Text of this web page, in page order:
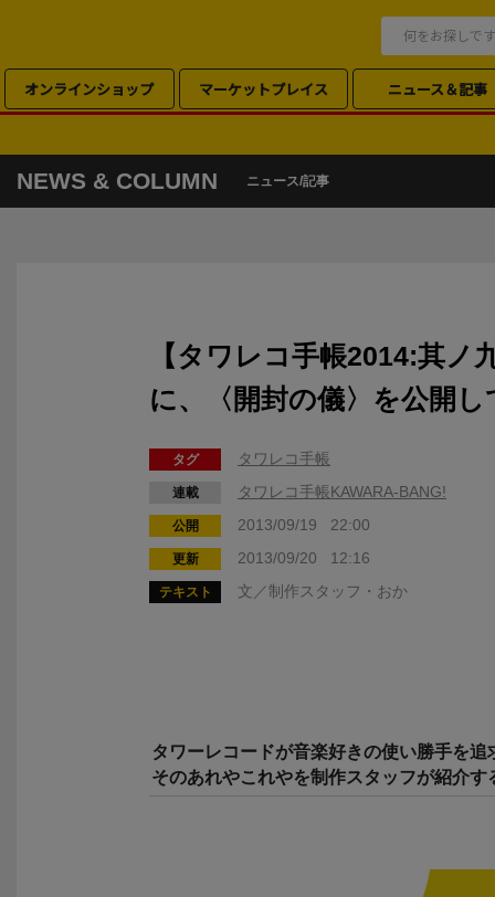
オンラインショップ マーケットプレイス ニュース＆記事
NEWS & COLUMN ニュース/記事
【タワレコ手帳2014:其ノ
に、〈開封の儀〉を公開
タグ タワレコ手帳
連載 タワレコ手帳KAWARA-BANG!
公開 2013/09/19 22:00
更新 2013/09/20 12:16
テキスト 文／制作スタッフ・おか
タワーレコードが音楽好きの使い勝手を
そのあれやこれやを制作スタッフが紹介す